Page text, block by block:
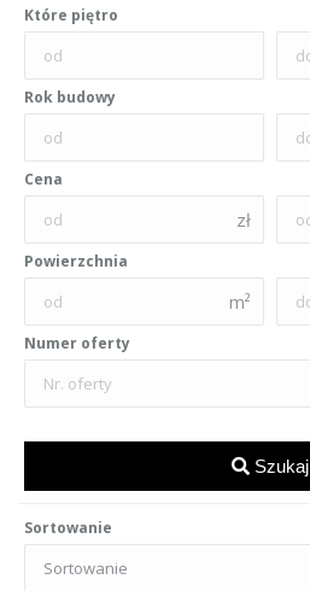
Które piętro
Rok budowy
Cena
zł
Powierzchnia
m²
Numer oferty
Szukaj
Sortowanie